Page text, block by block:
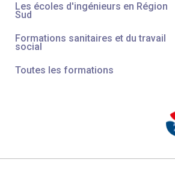
Les écoles d'ingénieurs en Région
Sud
Formations sanitaires et du travail
social
Toutes les formations